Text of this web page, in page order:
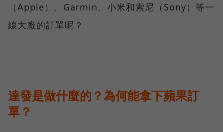
（Apple）、Garmin、小米和索尼（Sony）等一
線大廠的訂單呢？
達發是做什麼的？為何能拿下蘋果訂
單？